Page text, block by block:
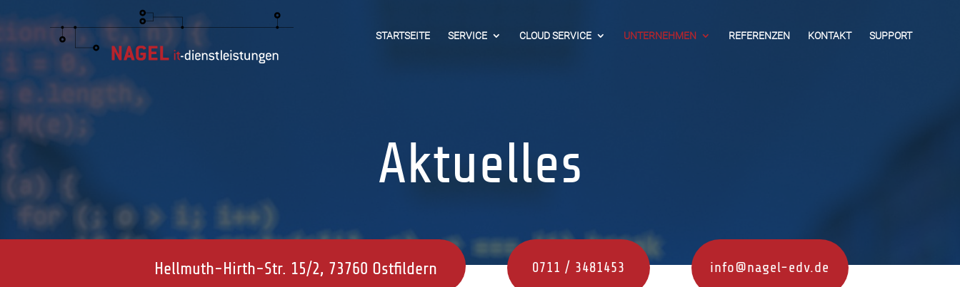
STARTSEITE SERVICE CLOUD SERVICE UNTERNEHMEN REFERENZEN KONTAKT SUPPORT
Aktuelles
Hellmuth-Hirth-Str. 15/2, 73760 Ostfildern 0711 / 3481453 info@nagel-edv.de